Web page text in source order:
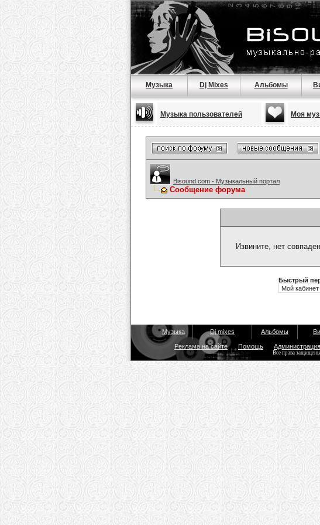
Музыка Dj Mixes Альбомы
Музыка пользователей Моя
Bisound.com - Музыкальный портал
Сообщение форума
Извините, нет
Быстрый
Музыка Dj mixes Альбомы
Реклама на сайте Помощь Администрация
Все права